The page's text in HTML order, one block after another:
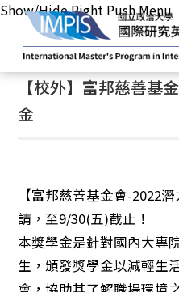
Show/Hide Right Push Menu
首頁/最新消息/獎學金公告
::::::
【校外】富邦慈善基
金
【富邦慈善基金會-2022
請，至9/30(五)截止！
本獎學金是針對國內大專
生，頒發獎學金以減輕生